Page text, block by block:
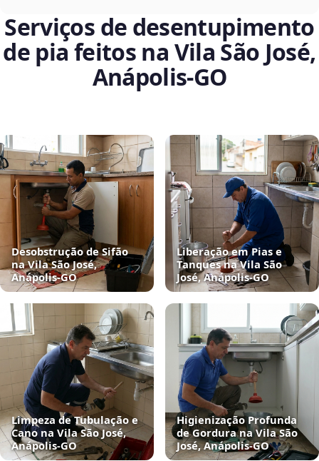
Serviços de desentupimento
de pia feitos na Vila São José,
Anápolis‑GO
Desobstrução de Sifão
na Vila São José,
Anápolis‑GO
Liberação em Pias e
Tanques na Vila São
José, Anápolis‑GO
Limpeza de Tubulação e
Cano na Vila São José,
Anápolis‑GO
Higienização Profunda
de Gordura na Vila São
José, Anápolis‑GO